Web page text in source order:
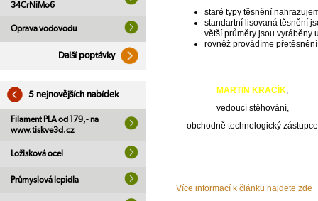
34CrNiMo6
Oprava vodovodu
Další poptávky
5 nejnovějších nabídek
Filament PLA od 179,- na
www.tiskve3d.cz
Ložisková ocel
Průmyslová lepidla
staré typy těsnění
standartní lisovaná těsnění
větší průměry jsou vyráběny
rovněž provádíme
MARTIN KRACÍK,
vedoucí stěhování,
obchodně technologický zástupce
Více informací k článku najdete zde